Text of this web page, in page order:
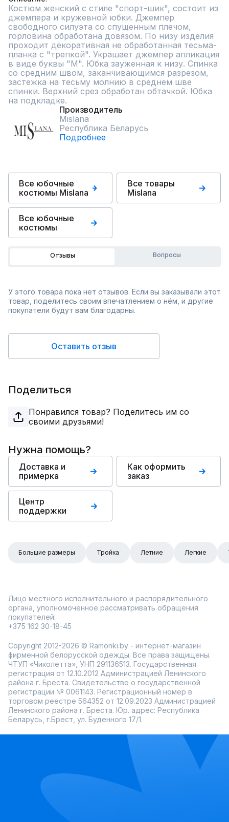
Костюм женский с стиле "спорт-шик", состоит из
джемпера и кружевной юбки. Джемпер
свободного силуэта со спущенным плечом,
горловина обработана довязом. По низу изделия
проходит декоративная не обработанная тесьма-
планка с "трепкой". Украшает джемпер апликация
в виде буквы "М". Юбка зауженная к низу. Спинка
со средним швом, заканчивающимся разрезом,
застежка на тесьму молнию в среднем шве
спинки. Верхний срез обработан обтачкой. Юбка
на подкладке.
Производитель
Mislana
Республика Беларусь
Подробнее
Все юбочные
костюмы Mislana
Все товары
Mislana
Все юбочные
костюмы
Отзывы Вопросы
У этого товара пока нет отзывов. Если вы заказывали этот
товар, поделитесь своим впечатлением о нём, и другие
покупатели будут вам благодарны.
Оставить отзыв
Поделиться
Понравился товар? Поделитесь им со
своими друзьями!
Нужна помощь?
Доставка и
примерка
Как оформить
заказ
Центр
поддержки
Большие размеры Тройка Летние Легкие
Лицо местного исполнительного и распорядительного
органа, уполномоченное рассматривать обращения
покупателей:
+375 162 30-18-45
Copyright 2012-2026 © Ramonki.by - интернет-магазин
фирменной белорусской одежды. Все права защищены.
ЧТУП «Чиколетта», УНП 291136513. Государственная
регистрация от 12.10.2012 Администрацией Ленинского
района г. Бреста. Свидетельство о государственной
регистрации № 0061143. Регистрационный номер в
торговом реестре 564352 от 12.09.2023 Администрацией
Ленинского района г. Бреста. Юр. адрес: Республика
Беларусь, г.Брест, ул. Буденного 17/1.